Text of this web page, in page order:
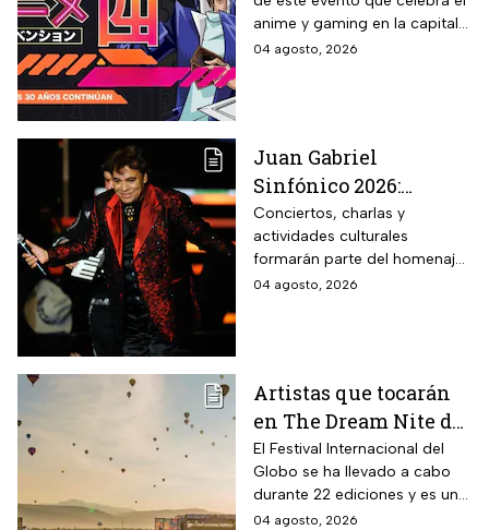
confirmadas
anime y gaming en la capital
del país
04 agosto, 2026
Juan Gabriel
Sinfónico 2026:
¿Cuándo y dónde será
el aniversario
luctuoso del Divo de
Juárez?
Conciertos, charlas y
actividades culturales
formarán parte del homenaje
que recordará el legado del
04 agosto, 2026
Artistas que tocarán
en The Dream Nite del
Festival
Internacional del
Globo 2026
El Festival Internacional del
Globo se ha llevado a cabo
durante 22 ediciones y es uno
de los espectáculos masivos
04 agosto, 2026